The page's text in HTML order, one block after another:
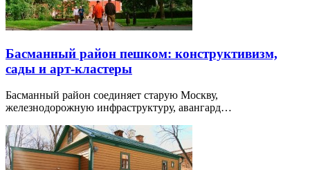
Басманный район пешком: конструктивизм,
сады и арт-кластеры
Басманный район соединяет старую Москву,
железнодорожную инфраструктуру, авангард…